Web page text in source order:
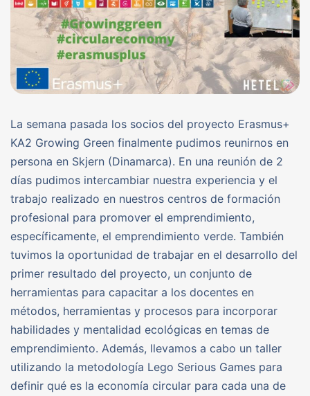
La semana pasada los socios del proyecto Erasmus+
KA2 Growing Green finalmente pudimos reunirnos en
persona en Skjern (Dinamarca). En una reunión de 2
días pudimos intercambiar nuestra experiencia y el
trabajo realizado en nuestros centros de formación
profesional para promover el emprendimiento,
específicamente, el emprendimiento verde. También
tuvimos la oportunidad de trabajar en el desarrollo del
primer resultado del proyecto, un conjunto de
herramientas para capacitar a los docentes en
métodos, herramientas y procesos para incorporar
habilidades y mentalidad ecológicas en temas de
emprendimiento. Además, llevamos a cabo un taller
utilizando la metodología Lego Serious Games para
definir qué es la economía circular para cada una de